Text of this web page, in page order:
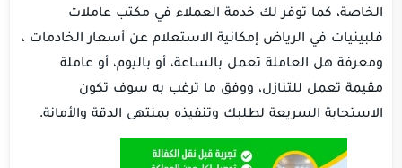
الخاصة، كما توفر لك خدمة العملاء في مكتب عاملات
فلبينيات في الرياض إمكانية الاستعلام عن أسعار الخادمات ،
ومعرفة هل العاملة تعمل بالساعة، أو باليوم، أو عاملة
مقيمة تعمل للتنازل، ووفق ما ترغب به سوف تكون
الاستجابة السريعة لطلبك وتنفيذه بمنتهى الدقة والأمانة.